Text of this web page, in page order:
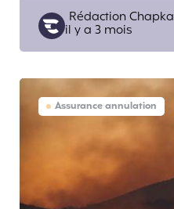
Posted
by
Rédaction Chapka
il y a 3 mois
Assurance annulation